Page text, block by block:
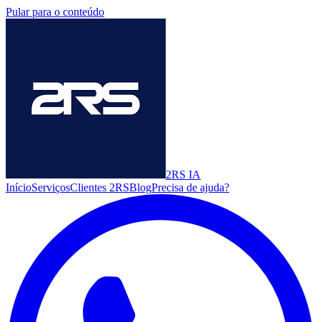
Pular para o conteúdo
2RS IA
InícioServiçosClientes 2RSBlogPrecisa de ajuda?